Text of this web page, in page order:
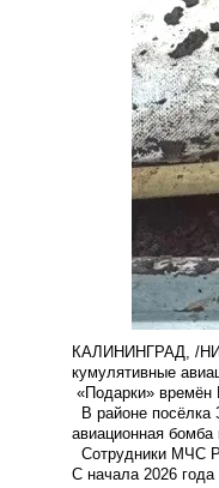
КАЛИНИНГРАД, /
кумулятивные
«Подарки» времён
В районе посёлка
авиационная бомба
Сотрудники МЧС
С начала 2026